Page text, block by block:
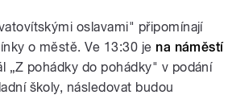
oslavami" připomínají
o městě. Ve 13:30 je na náměstí
„Z pohádky do pohádky" v podání
školy, následovat budou